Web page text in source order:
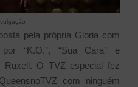
pela própria Gloria com
“K.O.”, “Sua Cara” e
Ruxell. O TVZ especial fez
com ninguém